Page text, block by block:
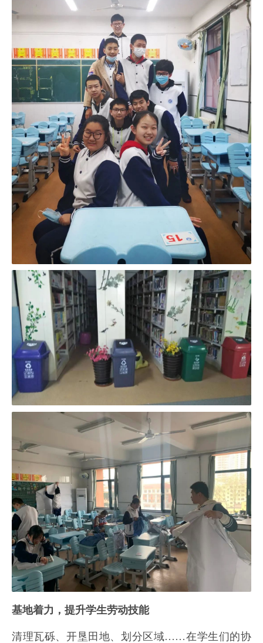
基地着力，提升学生劳动技能
清理瓦砾、开垦田地、划分区域……在学生们的协